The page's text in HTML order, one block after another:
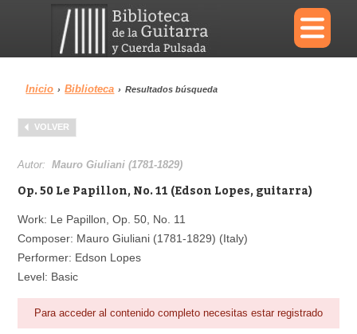
×
Menu
Biblioteca
Área personal Reproductor
Inicio › Biblioteca › Resultados búsqueda
VOLVER
Autor:Mauro Giuliani (1781-1829)
Op. 50 Le Papillon, No. 11 (Edson Lopes, guitarra)
Work: Le Papillon, Op. 50, No. 11
Composer: Mauro Giuliani (1781-1829) (Italy)
Performer: Edson Lopes
Level: Basic
Para acceder al contenido completo necesitas estar registrado